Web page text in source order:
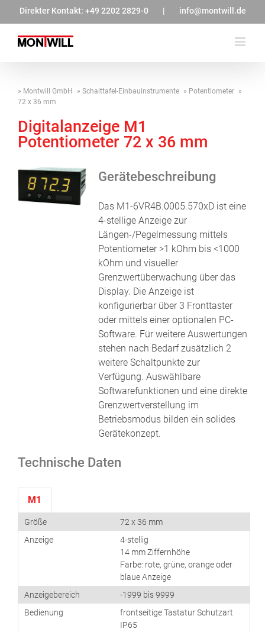
springen
Direkter Kontakt: +49 2202 2829-0 | info@montwill.de
Montwill GmbH Schalttafel-Einbauinstrumente
Potentiometer
72 x 36 mm
Digitalanzeige M1
Potentiometer 72 x 36 mm
Gerätebeschreibung
Das M1-6VR4B.0005.570xD ist eine
4-stellige Anzeige zur
Längen-/Pegelmessung mittels
Potentiometer >1 kOhm bis <1000
kOhm und visueller
Grenzwertüberwachung über das
Display. Die Anzeige ist
konfigurierbar über 3 Fronttaster
oder mittels einer optionalen PC-
Software. Für weitere Auswertungen
stehen nach Bedarf zusätzlich 2
weitere Schaltpunkte zur
Verfügung. Auswählbare
Softwarefunktionen und eine direkte
Grenzwertverstellung im
Betriebsmodus bilden ein solides
Gerätekonzept.
Technische Daten
M1
Größe
72 x 36 mm
Anzeige
4-stellig
14 mm Ziffernhöhe
Farbe: rote, grüne, orange oder
blaue Anzeige
Anzeigebereich
-1999 bis 9999
Bedienung
frontseitige Tastatur Schutzart
IP65